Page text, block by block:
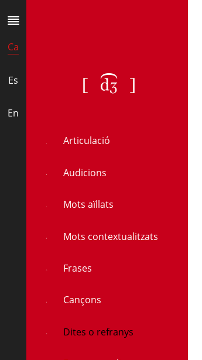
Ca
Es
En
[ʤ]
Articulació
Audicions
Mots aïllats
Mots contextualitzats
Frases
Cançons
Dites o refranys